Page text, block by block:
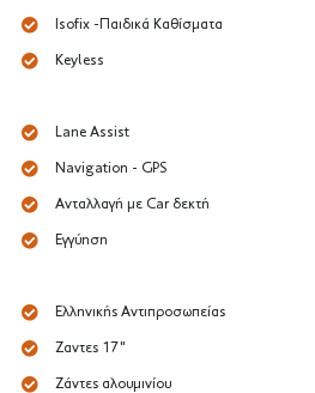
Isofix -Παιδικά Καθίσματα
Keyless
Lane Assist
Navigation - GPS
Ανταλλαγή με Car δεκτή
Εγγύηση
Ελληνικής Αντιπροσωπείας
Ζαντες 17"
Ζάντες αλουμινίου